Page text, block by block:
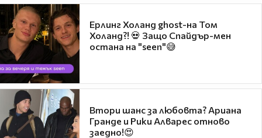
Ерлинг Холанд ghost-на Том
Холанд?! 💀 Защо Спайдър-мен
остана на "seen"😅
Втори шанс за любовта? Ариана
Гранде и Рики Алварес отново
заедно!😍